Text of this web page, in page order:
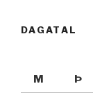
DAGATAL
M
Þ